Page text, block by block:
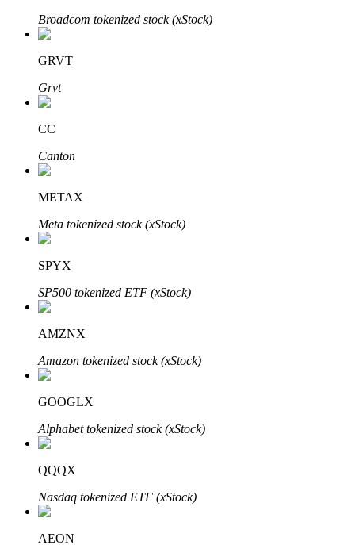
Grijp langetermijnwinst en flexibele belangen
Leer staken
Meer informatie over het verdienen van passief inkomen
Bitrue
Bitrue-partners
Broadcom tokenized stock (xStock)
GRVT
Grvt
CC
Canton
METAX
Meta tokenized stock (xStock)
SPYX
SP500 tokenized ETF (xStock)
AMZNX
Amazon tokenized stock (xStock)
GOOGLX
Alphabet tokenized stock (xStock)
QQQX
Nasdaq tokenized ETF (xStock)
AEON